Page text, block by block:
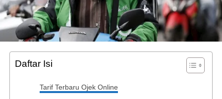
Daftar Isi
Tarif Terbaru Ojek Online